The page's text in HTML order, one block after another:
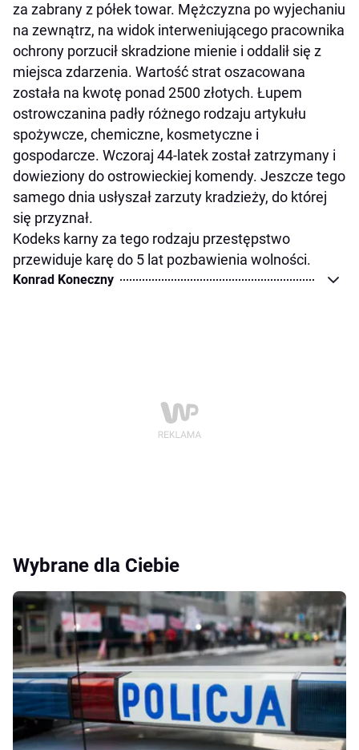
za zabrany z półek towar. Mężczyzna po wyjechaniu
na zewnątrz, na widok interweniującego pracownika
ochrony porzucił skradzione mienie i oddalił się z
miejsca zdarzenia. Wartość strat oszacowana
została na kwotę ponad 2500 złotych. Łupem
ostrowczanina padły różnego rodzaju artykułu
spożywcze, chemiczne, kosmetyczne i
gospodarcze. Wczoraj 44-latek został zatrzymany i
dowieziony do ostrowieckiej komendy. Jeszcze tego
samego dnia usłyszał zarzuty kradzieży, do której
się przyznał.
Kodeks karny za tego rodzaju przestępstwo
przewiduje karę do 5 lat pozbawienia wolności.
Konrad Koneczny
Wybrane dla Ciebie